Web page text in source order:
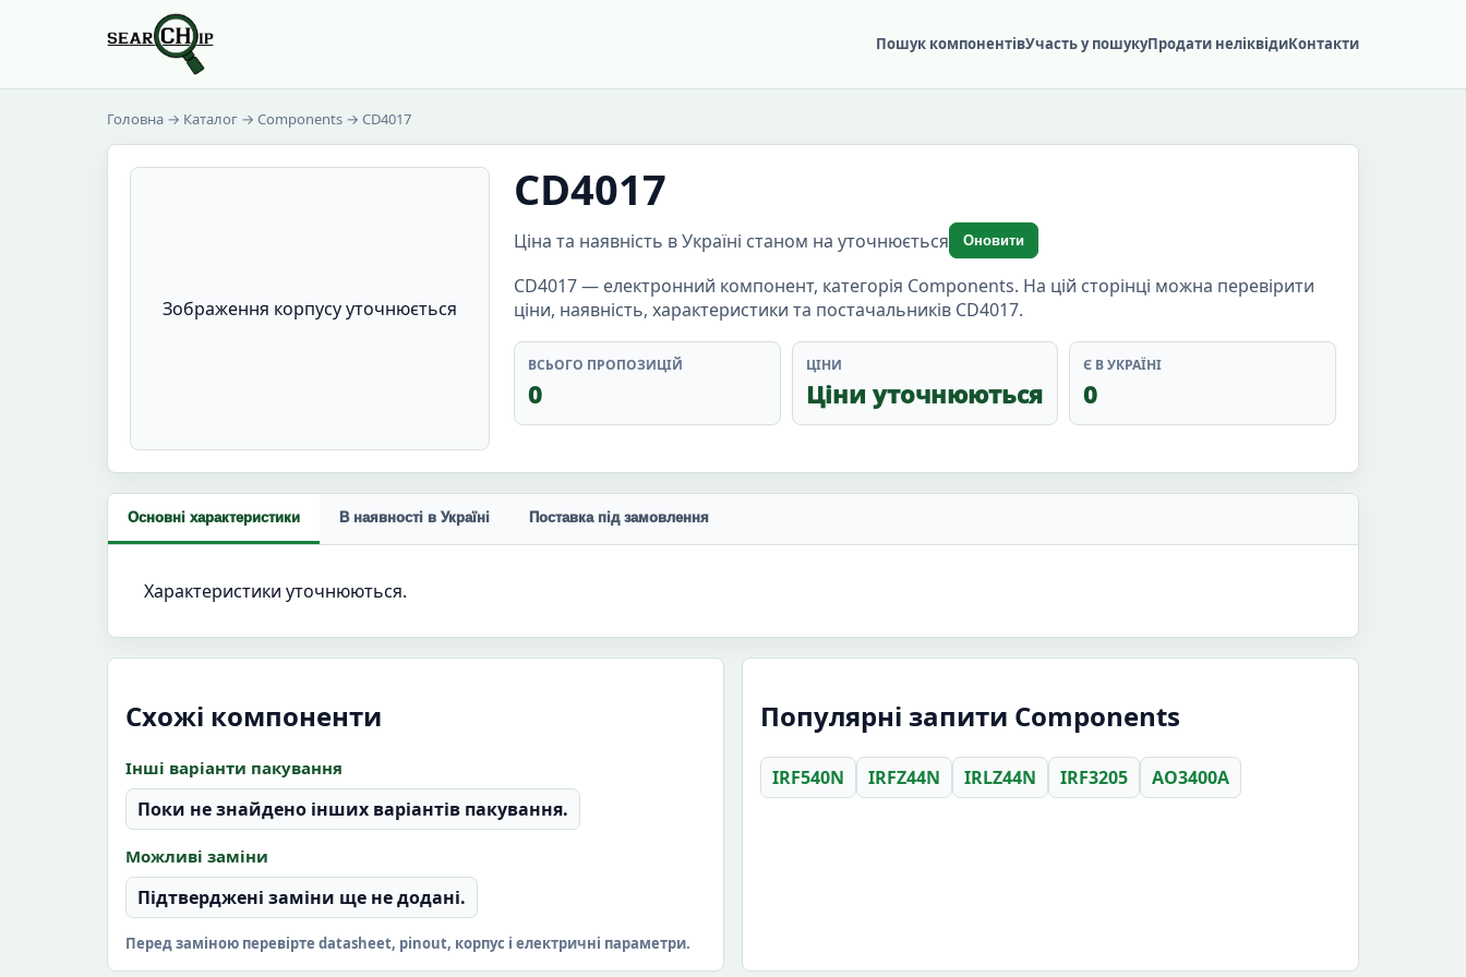
Пошук компонентівУчасть у пошукуПродати неліквідиКонтакти
Головна → Каталог → Components → CD4017
Зображення корпусу уточнюється
CD4017
Ціна та наявність в Україні станом на уточнюється Оновити
CD4017 — електронний компонент, категорія Components. На цій сторінці можна перевірити
ціни, наявність, характеристики та постачальників CD4017.
ВСЬОГО ПРОПОЗИЦІЙ
0
ЦІНИ
Ціни уточнюються
Є В УКРАЇНІ
0
Основні характеристики В наявності в Україні Поставка під замовлення
Характеристики уточнюються.
Схожі компоненти
Інші варіанти пакування
Поки не знайдено інших варіантів пакування.
Можливі заміни
Підтверджені заміни ще не додані.
Перед заміною перевірте datasheet, pinout, корпус і електричні параметри.
Популярні запити Components
IRF540N IRFZ44N IRLZ44N IRF3205 AO3400A